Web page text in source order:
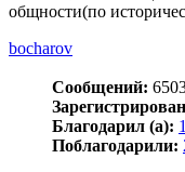
общности(по
bocharov
Сообщений:
Благодарил (а): 1
Поблагодарили: